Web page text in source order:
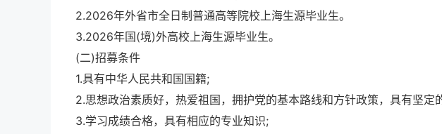
2.2026年外省市全日制普通高等院校上海生源毕业生。
3.2026年国(境)外高校上海生源毕业生。
(二)招募条件
1.具有中华人民共和国国籍;
2.思想政治素质好，热爱祖国，拥护党的基本路线和方针政策，具有坚定
3.学习成绩合格，具有相应的专业知识;